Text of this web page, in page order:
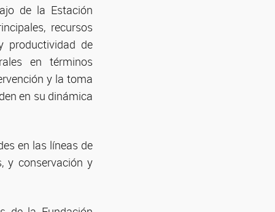
de la Estación
recursos
productividad de
en términos
y la toma
en su dinámica
en las líneas de
y conservación y